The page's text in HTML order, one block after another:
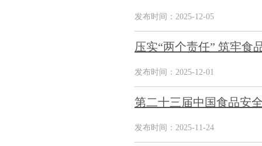
发布时间：2025-12-05
压实“两个责任” 筑牢食
发布时间：2025-12-01
第二十三届中国食品安
发布时间：2025-11-24